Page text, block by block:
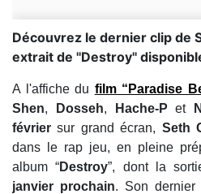
Découvrez le dernier clip de
extrait de ''Destroy''
A l'affiche du film “Paradise
Shen, Dosseh, Hache-P et
févriersur grand écran, Seth
dans le rap jeu, en pleine
album “Destroy”, dont la
janvier prochain. Son dernier